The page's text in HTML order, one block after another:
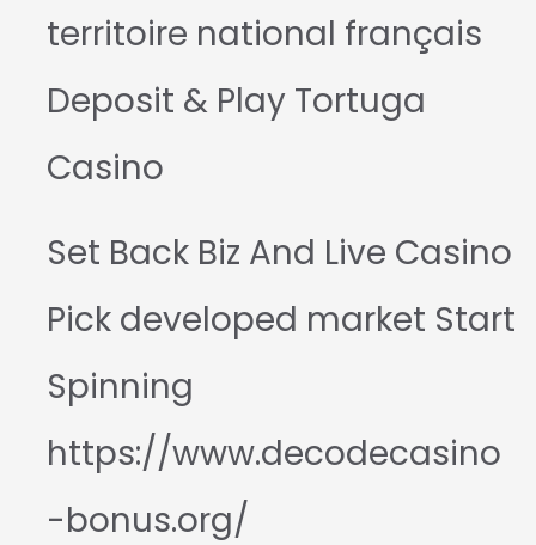
territoire national français
Deposit & Play Tortuga
Casino
Set Back Biz And Live Casino
Pick developed market Start
Spinning
https://www.decodecasino
-bonus.org/